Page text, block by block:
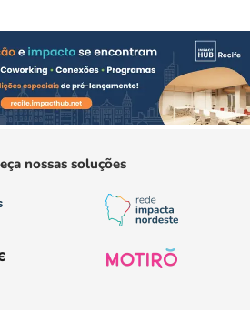
nossas soluções